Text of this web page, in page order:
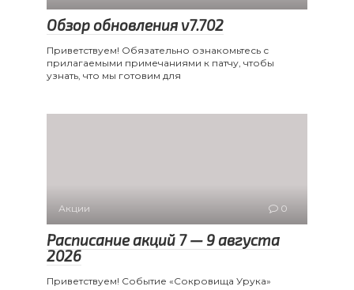
Обзор обновления v7.702
Приветствуем! Обязательно ознакомьтесь с
прилагаемыми примечаниями к патчу, чтобы
узнать, что мы готовим для
Акции 0
Расписание акций 7 — 9 августа
2026
Приветствуем! Событие «Сокровища Урука»